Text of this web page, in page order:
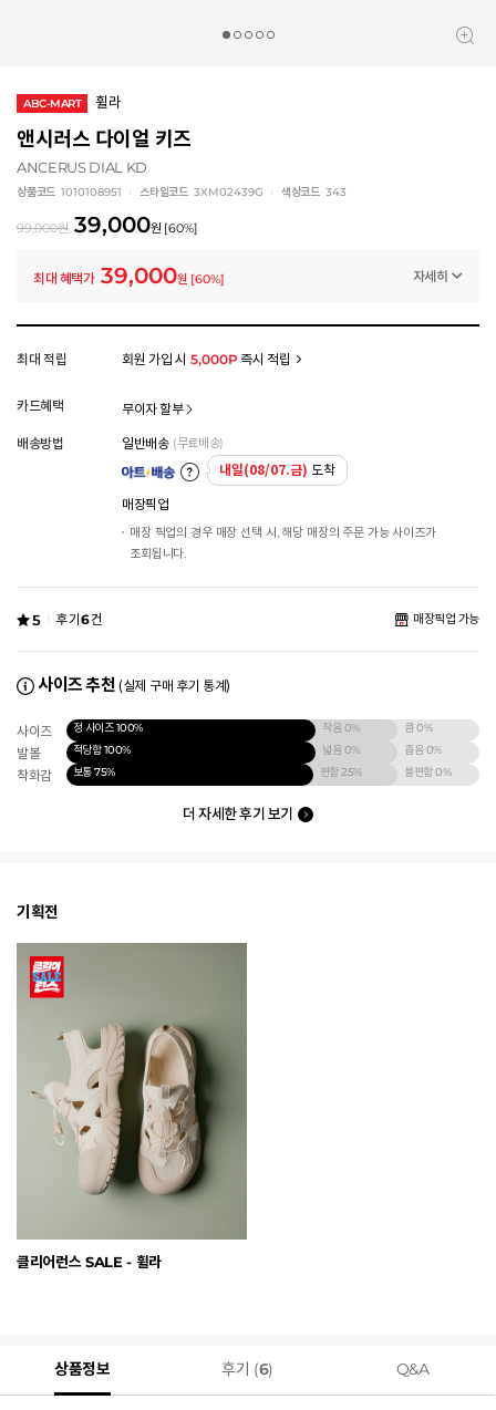
ABC-MART 휠라
앤시러스 다이얼 키즈
ANCERUS DIAL KD
상품코드 1010108951 스타일코드 3XM02439G 색상코드 343
99,000원 39,000원 [60%]
최대 혜택가 39,000원 [60%] 자세히
모든 혜택이 적용된 금액으로, 실제 결제 금액과는 차이가 있을 수 있습니다.
최대 적립 회원 가입 시 5,000P즉시 적립
카드혜택 무이자 할부
배송방법 일반배송 (무료배송)
내일(08/07.금) 도착
매장픽업
매장 픽업의 경우 매장 선택 시, 해당 매장의 주문 가능 사이즈가
조회됩니다.
5 후기6건 매장픽업 가능
사이즈 추천 (실제 구매 후기 통계)
사이즈 정 사이즈100% 작음0% 큼0%
발볼 적당함100% 넓음0% 좁음0%
착화감 보통75% 편함25% 불편함0%
더 자세한 후기 보기
기획전
클리어런스 SALE - 휠라
상품정보 후기 (6) Q&A